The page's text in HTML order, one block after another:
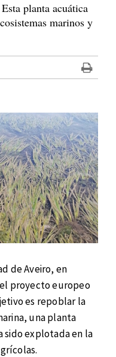
planta acuática
marinos y
de Aveiro, en
proyecto europeo
es repoblar la
una planta
sido explotada en la